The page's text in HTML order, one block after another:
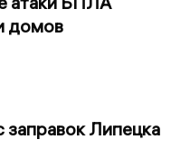
домов
заправок Липецка